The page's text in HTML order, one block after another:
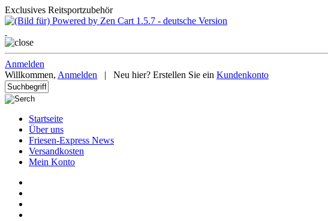
Exclusives Reitsportzubehör
Anmelden
Willkommen, Anmelden | Neu hier? Erstellen Sie ein Kundenkonto
Startseite
Über uns
Friesen-Express News
Versandkosten
Mein Konto